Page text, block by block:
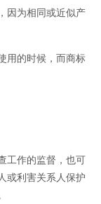
为相同或近似产
的时候，而商标
作的监督，也可
或利害关系人保护